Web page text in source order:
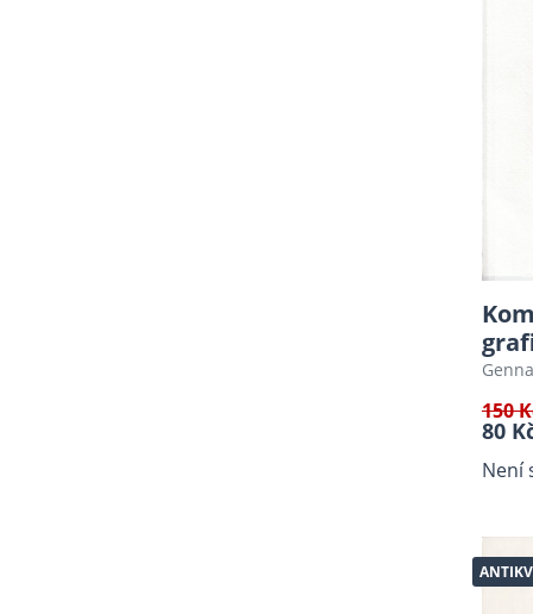
150
80
Není